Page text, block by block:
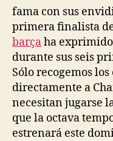
fama con sus
primera finalista
barçaha
durante sus seis
Sólo recogemos
directamente a
necesitan jugarse
que la octava
estrenará este